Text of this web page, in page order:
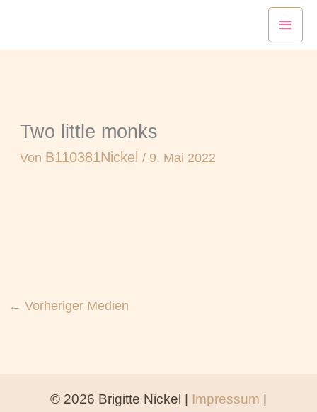
springen
Two little monks
Von B110381Nickel/ 9. Mai 2022
← Vorheriger Medien
© 2026 Brigitte Nickel | Impressum